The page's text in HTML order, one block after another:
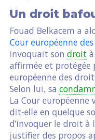
Un droit
Fouad Belkacem a
Cour européenne
invoquait son droit
affirmée et protégée
européenne des
Selon lui, sa
La Cour européenne
dit-elle en quelque
d’invoquer le droit à
justifier des propos